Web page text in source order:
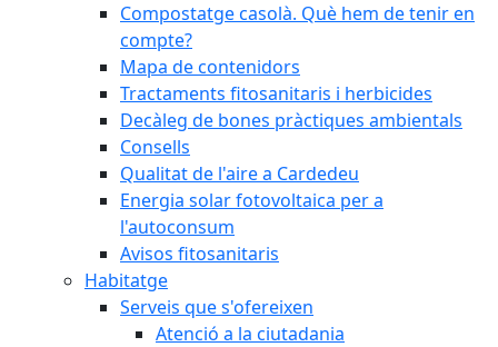
Compostatge casolà. Què hem de tenir en
compte?
Mapa de contenidors
Tractaments fitosanitaris i herbicides
Decàleg de bones pràctiques ambientals
Consells
Qualitat de l'aire a Cardedeu
Energia solar fotovoltaica per a
l'autoconsum
Avisos fitosanitaris
Habitatge
Serveis que s'ofereixen
Atenció a la ciutadania